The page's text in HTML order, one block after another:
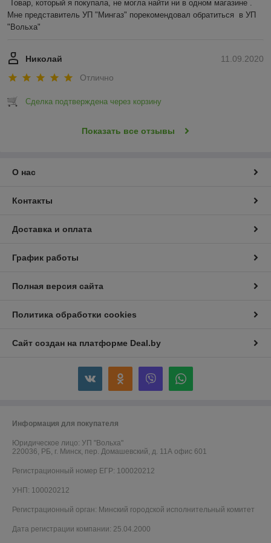
Товар, который я покупала, не могла найти ни в одном магазине .
Мне представитель УП "Мингаз" порекомендовал обратиться  в УП
"Вольха"
11.09.2020
Николай
Отлично
Сделка подтверждена через корзину
Показать все отзывы
О нас
Контакты
Доставка и оплата
График работы
Полная версия сайта
Политика обработки cookies
Сайт создан на платформе Deal.by
Информация для покупателя
Юридическое лицо: УП "Вольха"
220036, РБ, г. Минск, пер. Домашевский, д. 11А офис 601
Регистрационный номер ЕГР: 100020212
УНП: 100020212
Регистрационный орган: Минский городской исполнительный комитет
Дата регистрации компании: 25.04.2000